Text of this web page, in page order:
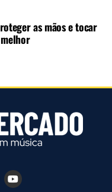
business,
profissional,
o que
NO WHATSAPP!
com a música.
as mãos e tocar